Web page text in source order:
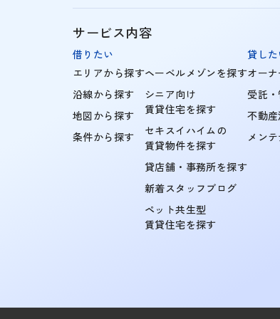
サービス内容
借りたい
エリアから探す
沿線から探す
地図から探す
条件から探す
ヘーベルメゾンを探す
シニア向け
賃貸住宅を探す
セキスイハイムの
賃貸物件を探す
貸店舗・事務所を探す
新着スタッフブログ
ペット共生型
賃貸住宅を探す
貸した
オー
受託
不動産
メン